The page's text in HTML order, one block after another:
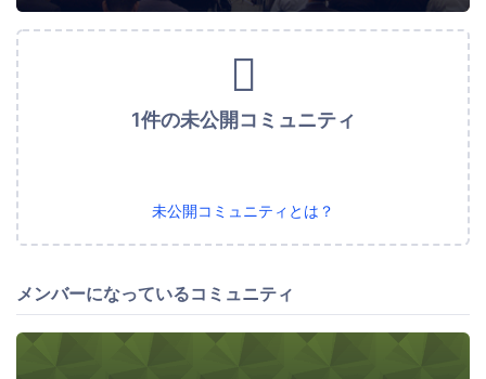
1件の未公開コミュニティ
未公開コミュニティとは？
メンバーになっているコミュニティ